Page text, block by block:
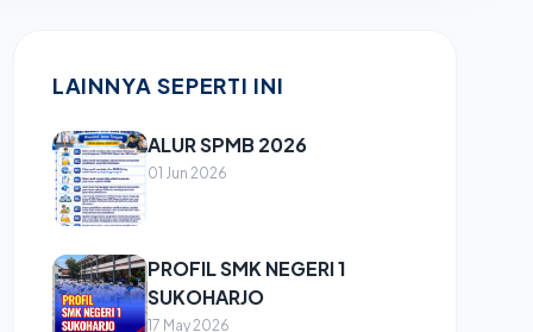
LAINNYA SEPERTI INI
ALUR SPMB 2026
01 Jun 2026
PROFIL SMK NEGERI 1
SUKOHARJO
17 May 2026